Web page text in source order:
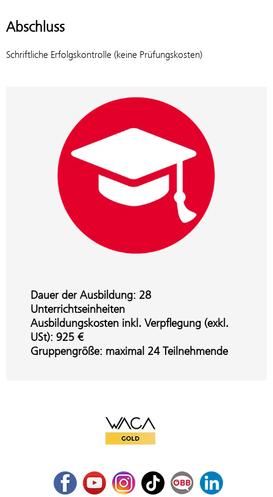
Abschluss
Schriftliche Erfolgskontrolle (keine Prüfungskosten)
Dauer der Ausbildung: 28
Unterrichtseinheiten
Ausbildungskosten inkl. Verpflegung (exkl.
USt): 925 €
Gruppengröße: maximal 24 Teilnehmende
WACA Gold
FacebookYoutubeInstagram
TikTok ÖBB Corporate Blog
LinkedIn